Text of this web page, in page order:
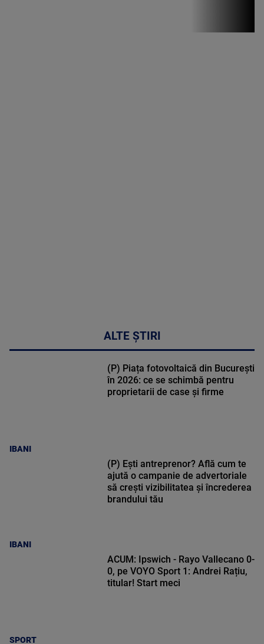
ALTE ȘTIRI
IBANI
(P) Piața fotovoltaică din București
în 2026: ce se schimbă pentru
proprietarii de case și firme
IBANI
(P) Ești antreprenor? Află cum te
ajută o campanie de advertoriale
să crești vizibilitatea și încrederea
brandului tău
SPORT
ACUM: Ipswich - Rayo Vallecano 0-
0, pe VOYO Sport 1: Andrei Rațiu,
titular! Start meci